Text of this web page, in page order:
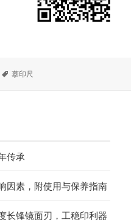
标
摹印尺
传承
因素，附使用与保养指南
长锋镜面刃，工稳印利器